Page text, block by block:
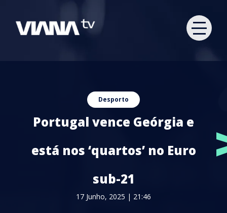
Desporto
Portugal vence Geórgia e
está nos ‘quartos’ no Euro
sub-21
17 Junho, 2025 | 21:46